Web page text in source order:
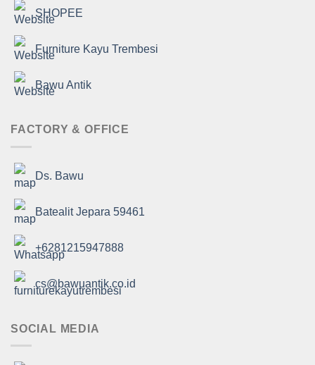
SHOPEE
Furniture Kayu Trembesi
Bawu Antik
FACTORY & OFFICE
Ds. Bawu
Batealit Jepara 59461
+6281215947888
cs@bawuantik.co.id
SOCIAL MEDIA